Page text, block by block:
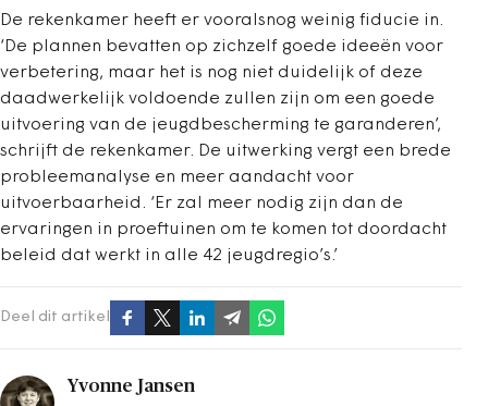
De rekenkamer heeft er vooralsnog weinig fiducie in.
‘De plannen bevatten op zichzelf goede ideeën voor
verbetering, maar het is nog niet duidelijk of deze
daadwerkelijk voldoende zullen zijn om een goede
uitvoering van de jeugdbescherming te garanderen’,
schrijft de rekenkamer. De uitwerking vergt een brede
probleemanalyse en meer aandacht voor
uitvoerbaarheid. ‘Er zal meer nodig zijn dan de
ervaringen in proeftuinen om te komen tot doordacht
beleid dat werkt in alle 42 jeugdregio’s.’
Deel dit artikel
Yvonne Jansen